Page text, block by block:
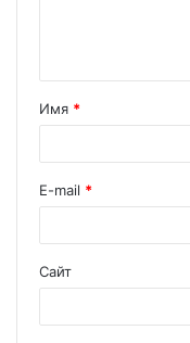
Имя *
E-mail *
Сайт